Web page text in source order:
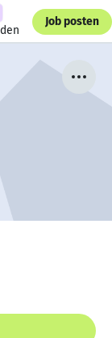
Job posten